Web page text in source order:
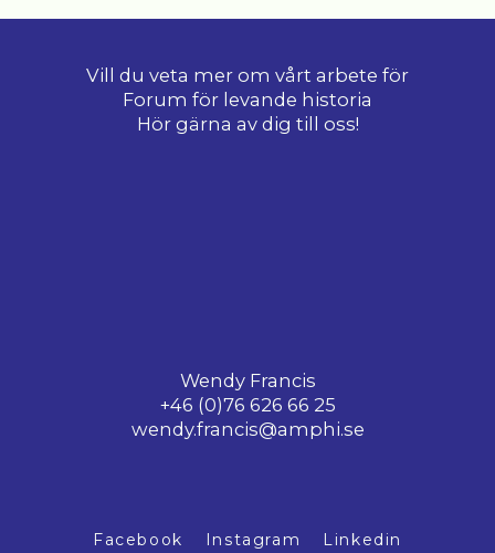
Vill du veta mer om vårt arbete för
Forum för levande historia
Hör gärna av dig till oss!
Wendy Francis
‭+46 (0)76 626 66 25
wendy.francis@amphi.se
Facebook Instagram Linkedin